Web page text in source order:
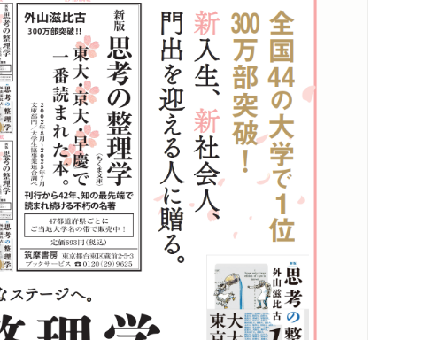
思考の整理学』が令和でもブレイク」
』が“Showa Books”3連覇」
び込んだ書店のポップ」
『思考の整理学』」
万部、無理のない実践知、時代超え」